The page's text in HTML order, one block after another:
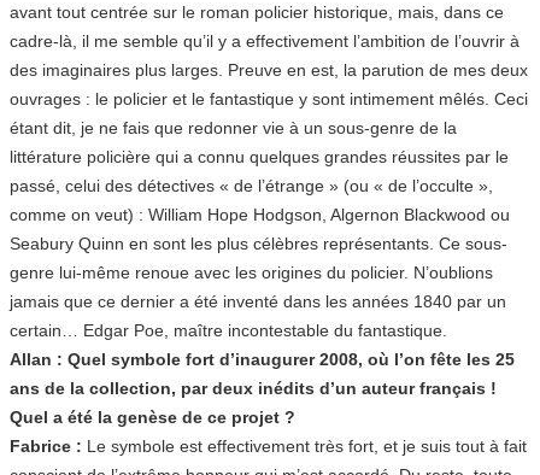
avant tout centrée sur le roman policier historique, mais, dans ce
cadre-là, il me semble qu’il y a effectivement l’ambition de l’ouvrir à
des imaginaires plus larges. Preuve en est, la parution de mes deux
ouvrages : le policier et le fantastique y sont intimement mêlés. Ceci
étant dit, je ne fais que redonner vie à un sous-genre de la
littérature policière qui a connu quelques grandes réussites par le
passé, celui des détectives « de l’étrange » (ou « de l’occulte »,
comme on veut) : William Hope Hodgson, Algernon Blackwood ou
Seabury Quinn en sont les plus célèbres représentants. Ce sous-
genre lui-même renoue avec les origines du policier. N’oublions
jamais que ce dernier a été inventé dans les années 1840 par un
certain… Edgar Poe, maître incontestable du fantastique.
Allan : Quel symbole fort d’inaugurer 2008, où l’on fête les 25
ans de la collection, par deux inédits d’un auteur français !
Quel a été la genèse de ce projet ?
Fabrice : Le symbole est effectivement très fort, et je suis tout à fait